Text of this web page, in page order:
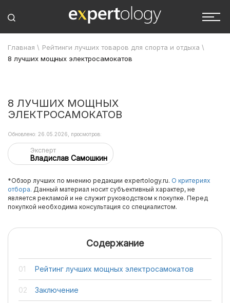
Главная \ Рейтинги лучших товаров для спорта и отдыха \
8 лучших мощных электросамокатов
8 ЛУЧШИХ МОЩНЫХ
ЭЛЕКТРОСАМОКАТОВ
Эксперт
Владислав Самошкин
Обновлено: 26.05.2026, просмотров:
*Обзор лучших по мнению редакции expertology.ru. О критериях
отбора. Данный материал носит субъективный характер, не
является рекламой и не служит руководством к покупке. Перед
покупкой необходима консультация со специалистом.
Содержание
Рейтинг лучших мощных электросамокатов
Заключение